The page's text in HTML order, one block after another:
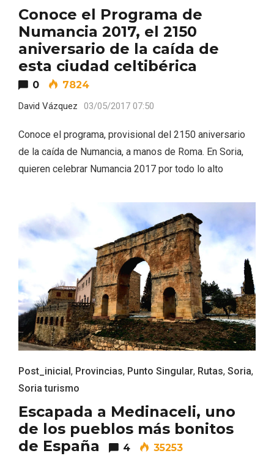
Conoce el Programa de
Numancia 2017, el 2150
aniversario de la caída de
esta ciudad celtibérica
0 7824
David Vázquez 03/05/2017 07:50
Conoce el programa, provisional del 2150 aniversario
de la caída de Numancia, a manos de Roma. En Soria,
quieren celebrar Numancia 2017 por todo lo alto
Post_inicial , Provincias, Punto Singular, Rutas, Soria,
Soria turismo
Escapada a Medinaceli, uno
de los pueblos más bonitos
de España
4 35253
Feria del Vino de Toro 2026; descubre
“Otros Vinos de Toro”
V Feria Europea del Queso 2026 en
Serrada